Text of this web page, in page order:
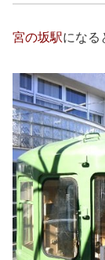
宮の坂駅になる